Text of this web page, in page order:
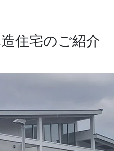
住宅のご紹介